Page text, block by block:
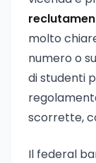
molto
numero o
di studenti
scorrette,
Il federal